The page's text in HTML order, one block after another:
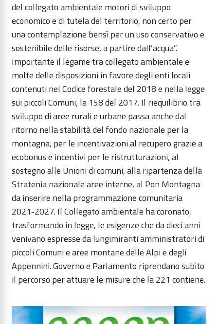
del collegato ambientale motori di sviluppo
economico e di tutela del territorio, non certo per
una contemplazione bensì per un uso conservativo e
sostenibile delle risorse, a partire dall’acqua”.
Importante il legame tra collegato ambientale e
molte delle disposizioni in favore degli enti locali
contenuti nel Codice forestale del 2018 e nella legge
sui piccoli Comuni, la 158 del 2017. Il riequilibrio tra
sviluppo di aree rurali e urbane passa anche dal
ritorno nella stabilità del fondo nazionale per la
montagna, per le incentivazioni al recupero grazie a
ecobonus e incentivi per le ristrutturazioni, al
sostegno alle Unioni di comuni, alla ripartenza della
Stratenia nazionale aree interne, al Pon Montagna
da inserire nella programmazione comunitaria
2021-2027. Il Collegato ambientale ha coronato,
trasformando in legge, le esigenze che da dieci anni
venivano espresse da lungimiranti amministratori di
piccoli Comuni e aree montane delle Alpi e degli
Appennini. Governo e Parlamento riprendano subito
il percorso per attuare le misure che la 221 contiene.